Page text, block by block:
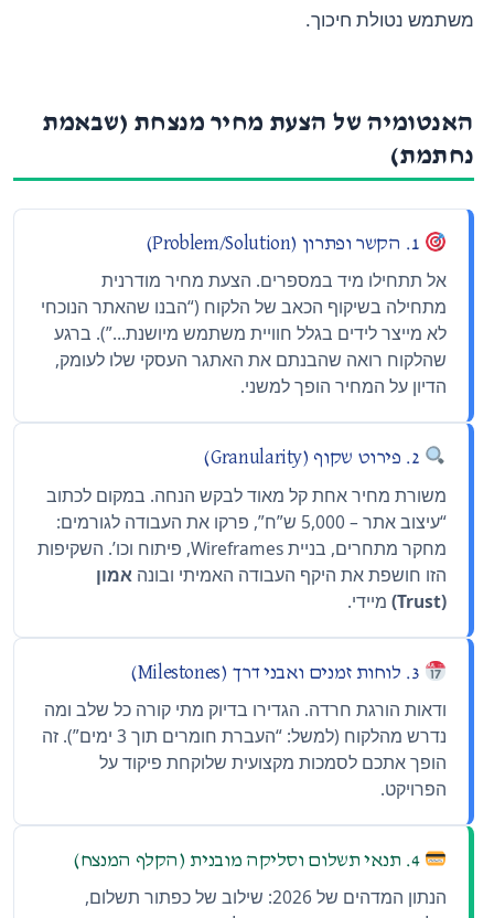
משתמש נטולת חיכוך.
האנטומיה של הצעת מחיר מנצחת (שבאמת
נחתמת)
אל תתחילו מיד במספרים. הצעת מחיר מודרנית
מתחילה בשיקוף הכאב של הלקוח (“הבנו שהאתר הנוכחי
לא מייצר לידים בגלל חוויית משתמש מיושנת…”). ברגע
שהלקוח רואה שהבנתם את האתגר העסקי שלו לעומק,
הדיון על המחיר הופך למשני.
משורת מחיר אחת קל מאוד לבקש הנחה. במקום לכתוב
“עיצוב אתר – 5,000 ש”ח”, פרקו את העבודה לגורמים:
מחקר מתחרים, בניית Wireframes, פיתוח וכו’. השקיפות
הזו חושפת את היקף העבודה האמיתי ובונהאמון
(Trust)
מיידי.
ודאות הורגת חרדה. הגדירו בדיוק מתי קורה כל שלב ומה
נדרש מהלקוח (למשל: “העברת חומרים תוך 3 ימים”). זה
הופך אתכם לסמכות מקצועית שלוקחת פיקוד על
הפרויקט.
4. תנאי תשלום וסליקה מובנית (הקלף המנצח)
הנתון המדהים של 2026: שילוב של כפתור תשלום,